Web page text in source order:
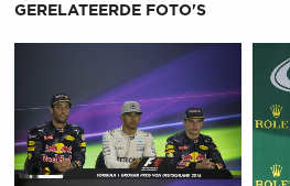
GERELATEERDE FOTO'S